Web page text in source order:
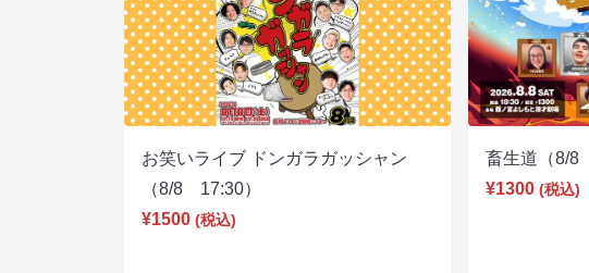
お笑いライブ ドンガラガッシャン
（8/8 17:30）
¥1500 (税込)
畜生道（8/8
¥1300 (税込)